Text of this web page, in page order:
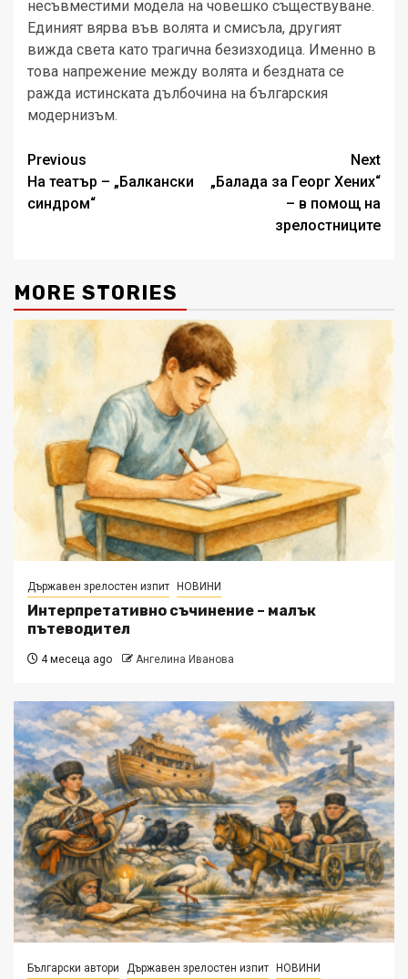
несъвместими модела на човешко съществуване.
Единият вярва във волята и смисъла, другият
вижда света като трагична безизходица. Именно в
това напрежение между волята и бездната се
ражда истинската дълбочина на българския
модернизъм.
Post
navigation
Previous
На театър – „Балкански
синдром“
Next
„Балада за Георг Хених“
– в помощ на
зрелостниците
MORE STORIES
Държавен зрелостен изпит НОВИНИ
Интерпретативно съчинение – малък
пътеводител
4 месеца ago Ангелина Иванова
Български автори Държавен зрелостен изпит НОВИНИ